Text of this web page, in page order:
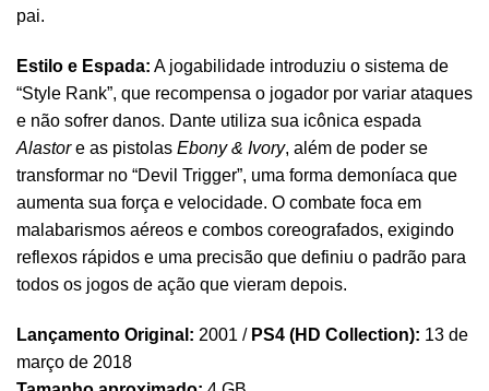
pai.
Estilo e Espada: A jogabilidade introduziu o sistema de
“Style Rank”, que recompensa o jogador por variar ataques
e não sofrer danos. Dante utiliza sua icônica espada
Alastore as pistolas Ebony & Ivory, além de poder se
transformar no “Devil Trigger”, uma forma demoníaca que
aumenta sua força e velocidade. O combate foca em
malabarismos aéreos e combos coreografados, exigindo
reflexos rápidos e uma precisão que definiu o padrão para
todos os jogos de ação que vieram depois.
Lançamento Original: 2001 / PS4 (HD Collection): 13 de
março de 2018